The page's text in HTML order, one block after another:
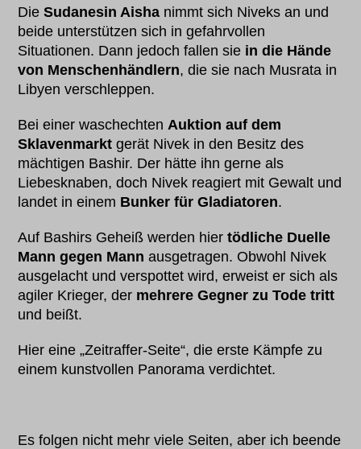
DieSudanesin Aisha nimmt sich Niveks an und
beide unterstützen sich in gefahrvollen
Situationen. Dann jedoch fallen sie in die Hände
von Menschenhändlern, die sie nach Musrata in
Libyen verschleppen.
Bei einer waschechten Auktion auf dem
Sklavenmarkt gerät Nivek in den Besitz des
mächtigen Bashir. Der hätte ihn gerne als
Liebesknaben, doch Nivek reagiert mit Gewalt und
landet in einem Bunker für Gladiatoren.
Auf Bashirs Geheiß werden hiertödliche Duelle
Mann gegen Mann ausgetragen. Obwohl Nivek
ausgelacht und verspottet wird, erweist er sich als
agiler Krieger, der mehrere Gegner zu Tode tritt
und beißt.
Hier eine „Zeitraffer-Seite“, die erste Kämpfe zu
einem kunstvollen Panorama verdichtet.
Es folgen nicht mehr viele Seiten, aber ich beende